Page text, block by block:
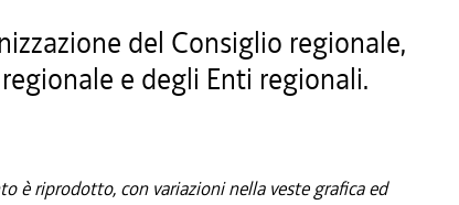
del Consiglio regionale,
e degli Enti regionali.
è riprodotto, con variazioni nella veste grafica ed